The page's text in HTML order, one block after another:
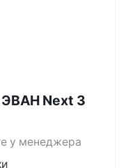
ЭВАН Next 3
у менеджера